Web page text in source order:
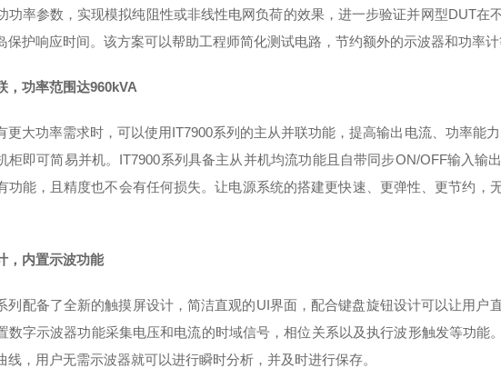
功率参数，实现模拟纯阻性或非线性电网负荷的效果，进一步验证并网型DUT在
保护响应时间。该方案可以帮助工程师简化测试电路，节约额外的示波器和功率计
，功率范围达960kVA
更大功率需求时，可以使用IT7900系列的主从并联功能，提高输出电流、功率能
柜即可简易并机。IT7900系列具备主从并机均流功能且自带同步ON/OFF输入输
功能，且精度也不会有任何损失。让电源系统的搭建更快速、更弹性、更节约，
，内置示波功能
列配备了全新的触摸屏设计，简洁直观的UI界面，配合键盘旋钮设计可以让用户
数字示波器功能采集电压和电流的时域信号，相位关系以及执行波形触发等功能
线，用户无需示波器就可以进行瞬时分析，并及时进行保存。